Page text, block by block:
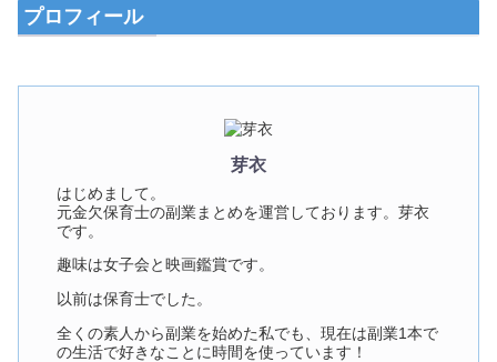
プロフィール
芽衣
はじめまして。
元金欠保育士の副業まとめを運営しております。芽衣
です。
趣味は女子会と映画鑑賞です。
以前は保育士でした。
全くの素人から副業を始めた私でも、現在は副業1本で
の生活で好きなことに時間を使っています！